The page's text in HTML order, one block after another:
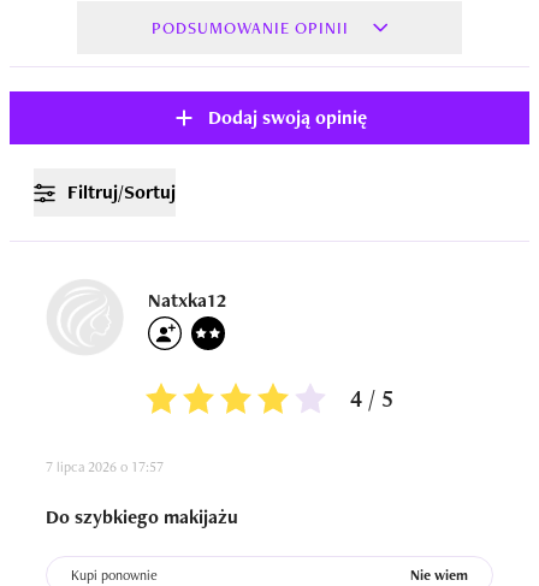
PODSUMOWANIE OPINII
Dodaj swoją opinię
Filtruj/Sortuj
Natxka12
4 / 5
7 lipca 2026 o 17:57
Do szybkiego makijażu
Kupi ponownie Nie wiem